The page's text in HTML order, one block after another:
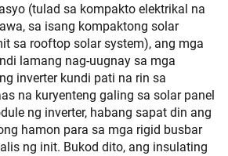
(tulad sa kompakto elektrikal na
sa isang kompaktong solar
sa rooftop solar system), ang mga
lamang nag-uugnay sa mga
inverter kundi pati na rin sa
na kuryenteng galing sa solar panel
ng inverter, habang sapat din ang
hamon para sa mga rigid busbar
ng init. Bukod dito, ang insulating